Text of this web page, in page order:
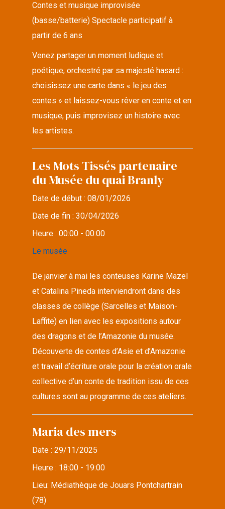
Contes et musique improvisée
(basse/batterie) Spectacle participatif à
partir de 6 ans
Venez partager un moment ludique et
poétique, orchestré par sa majesté hasard :
choisissez une carte dans « le jeu des
contes » et laissez-vous rêver en conte et en
musique, puis improvisez un histoire avec
les artistes.
Les Mots Tissés partenaire
du Musée du quai Branly
Date de début :08/01/2026
Date de fin :30/04/2026
Heure :00:00 - 00:00
Le musée
De janvier à mai les conteuses Karine Mazel
et Catalina Pineda interviendront dans des
classes de collège (Sarcelles et Maison-
Laffite) en lien avec les expositions autour
des dragons et de l’Amazonie du musée.
Découverte de contes d’Asie et d’Amazonie
et travail d’écriture orale pour la création orale
collective d’un conte de tradition issu de ces
cultures sont au programme de ces ateliers.
Maria des mers
Date :29/11/2025
Heure : 18:00 - 19:00
Lieu: Médiathèque de Jouars Pontchartrain
(78)